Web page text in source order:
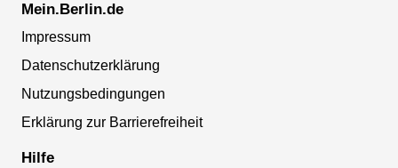
Mein.Berlin.de
Impressum
Datenschutzerklärung
Nutzungsbedingungen
Erklärung zur Barrierefreiheit
Hilfe